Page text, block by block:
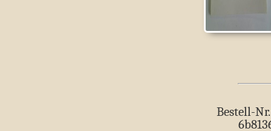
Bestell-